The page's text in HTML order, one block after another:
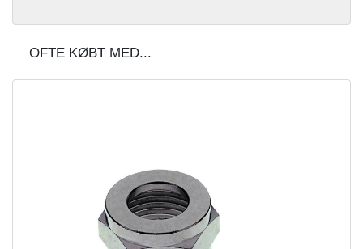
OFTE KØBT MED...